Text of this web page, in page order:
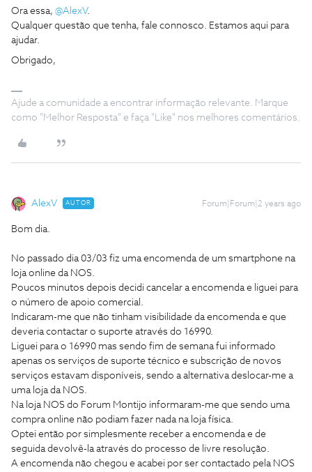
Ora essa, @AlexV.
Qualquer questão que tenha, fale connosco. Estamos aqui para
ajudar.
Obrigado,
Ajude a comunidade a encontrar informação relevante. Marque
como "Melhor Resposta" e faça "Like" nos melhores comentários.
AlexV AUTOR Forum|Forum|2 years ago
Bom dia.
No passado dia 03/03 fiz uma encomenda de um smartphone na
loja online da NOS.
Poucos minutos depois decidi cancelar a encomenda e liguei para
o número de apoio comercial.
Indicaram-me que não tinham visibilidade da encomenda e que
deveria contactar o suporte através do 16990.
Liguei para o 16990 mas sendo fim de semana fui informado
apenas os serviços de suporte técnico e subscrição de novos
serviços estavam disponíveis, sendo a alternativa deslocar-me a
uma loja da NOS.
Na loja NOS do Forum Montijo informaram-me que sendo uma
compra online não podiam fazer nada na loja física.
Optei então por simplesmente receber a encomenda e de
seguida devolvê-la através do processo de livre resolução.
A encomenda não chegou e acabei por ser contactado pela NOS